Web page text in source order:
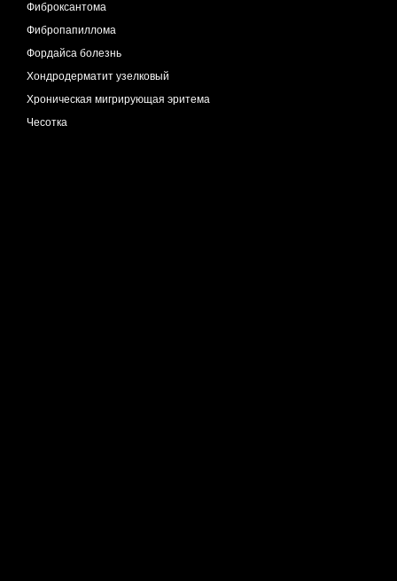
Фиброксантома
Фибропапиллома
Фордайса болезнь
Хондродерматит узелковый
Хроническая мигрирующая эритема
Чесотка